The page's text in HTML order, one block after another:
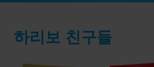
하리보 친구들